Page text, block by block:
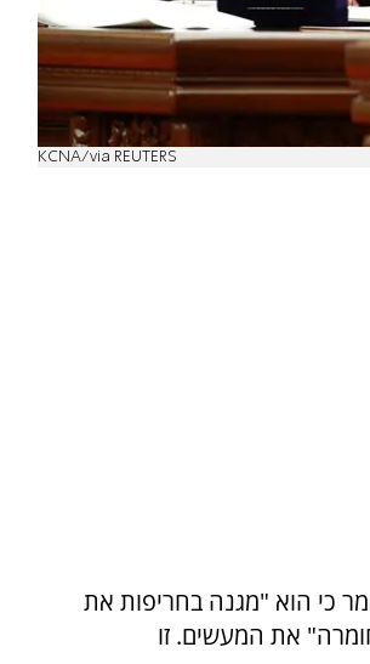
KCNA/via REUTERS
כי הוא "מגנה בחריפות את
את המעשים. זו